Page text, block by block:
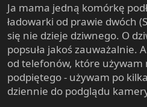
Ja mama jedną komórkę
ładowarki od prawie dwóch
się nie dzieje dziwnego. O
popsuła jakoś zauważalnie.
od telefonów, które używam
podpiętego - używam po
dziennie do podglądu